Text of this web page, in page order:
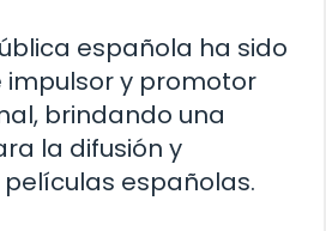
española ha sido
y promotor
brindando una
la difusión y
españolas.